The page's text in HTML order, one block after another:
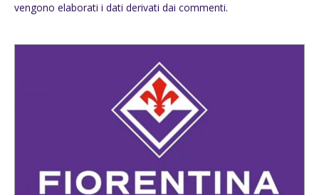
vengono elaborati i dati derivati dai commenti.